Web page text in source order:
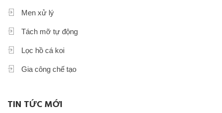
Men xử lý
Tách mỡ tự động
Lọc hồ cá koi
Gia công chế tạo
TIN TỨC MỚI